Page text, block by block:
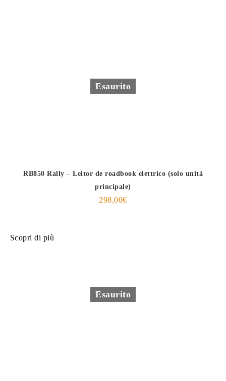
RB850 Rally – Leitor de roadbook elettrico (solo unità
principale)
298,00€
Esaurito
Scopri di più
Esaurito